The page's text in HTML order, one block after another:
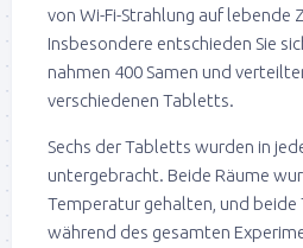
von Wi-Fi-Strahlung auf lebende
Insbesondere entschieden Sie
nahmen 400 Samen und
verschiedenen Tabletts.
Sechs der Tabletts wurden in
untergebracht. Beide Räume
Temperatur gehalten, und
während des gesamten